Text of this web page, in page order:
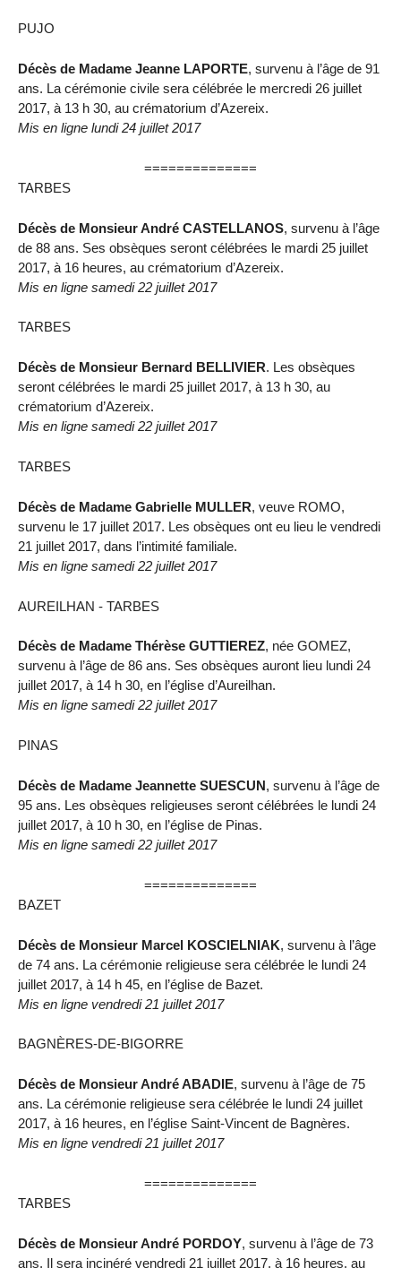
PUJO
Décès de Madame Jeanne LAPORTE, survenu à l’âge de 91
ans. La cérémonie civile sera célébrée le mercredi 26 juillet
2017, à 13 h 30, au crématorium d’Azereix.
Mis en ligne lundi 24 juillet 2017
==============
TARBES
Décès de Monsieur André CASTELLANOS, survenu à l’âge
de 88 ans. Ses obsèques seront célébrées le mardi 25 juillet
2017, à 16 heures, au crématorium d’Azereix.
Mis en ligne samedi 22 juillet 2017
TARBES
Décès de Monsieur Bernard BELLIVIER. Les obsèques
seront célébrées le mardi 25 juillet 2017, à 13 h 30, au
crématorium d’Azereix.
Mis en ligne samedi 22 juillet 2017
TARBES
Décès de Madame Gabrielle MULLER, veuve ROMO,
survenu le 17 juillet 2017. Les obsèques ont eu lieu le vendredi
21 juillet 2017, dans l’intimité familiale.
Mis en ligne samedi 22 juillet 2017
AUREILHAN - TARBES
Décès de Madame Thérèse GUTTIEREZ, née GOMEZ,
survenu à l’âge de 86 ans. Ses obsèques auront lieu lundi 24
juillet 2017, à 14 h 30, en l’église d’Aureilhan.
Mis en ligne samedi 22 juillet 2017
PINAS
Décès de Madame Jeannette SUESCUN, survenu à l’âge de
95 ans. Les obsèques religieuses seront célébrées le lundi 24
juillet 2017, à 10 h 30, en l’église de Pinas.
Mis en ligne samedi 22 juillet 2017
==============
BAZET
Décès de Monsieur Marcel KOSCIELNIAK, survenu à l’âge
de 74 ans. La cérémonie religieuse sera célébrée le lundi 24
juillet 2017, à 14 h 45, en l’église de Bazet.
Mis en ligne vendredi 21 juillet 2017
BAGNÈRES-DE-BIGORRE
Décès de Monsieur André ABADIE, survenu à l’âge de 75
ans. La cérémonie religieuse sera célébrée le lundi 24 juillet
2017, à 16 heures, en l’église Saint-Vincent de Bagnères.
Mis en ligne vendredi 21 juillet 2017
==============
TARBES
Décès de Monsieur André PORDOY, survenu à l’âge de 73
ans. Il sera incinéré vendredi 21 juillet 2017, à 16 heures, au